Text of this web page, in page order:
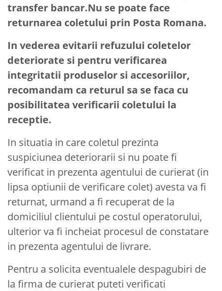
transfer bancar.Nu se poate face
returnarea coletului prin Posta Romana.
In vederea evitarii refuzului coletelor
deteriorate si pentru verificarea
integritatii produselor si accesoriilor,
recomandam ca returul sa se faca cu
posibilitatea verificarii coletului la
receptie.
In situatia in care coletul prezinta
suspiciunea deteriorarii si nu poate fi
verificat in prezenta agentului de curierat (in
lipsa optiunii de verificare colet) avesta va fi
returnat, urmand a fi recuperat de la
domiciliul clientului pe costul operatorului,
ulterior va fi incheiat procesul de constatare
in prezenta agentului de livrare.
Pentru a solicita eventualele despagubiri de
la firma de curierat puteti verificati